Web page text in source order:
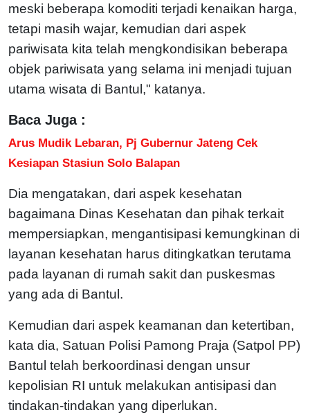
meski beberapa komoditi terjadi kenaikan harga,
tetapi masih wajar, kemudian dari aspek
pariwisata kita telah mengkondisikan beberapa
objek pariwisata yang selama ini menjadi tujuan
utama wisata di Bantul," katanya.
Baca Juga :
Arus Mudik Lebaran, Pj Gubernur Jateng Cek
Kesiapan Stasiun Solo Balapan
Dia mengatakan, dari aspek kesehatan
bagaimana Dinas Kesehatan dan pihak terkait
mempersiapkan, mengantisipasi kemungkinan di
layanan kesehatan harus ditingkatkan terutama
pada layanan di rumah sakit dan puskesmas
yang ada di Bantul.
Kemudian dari aspek keamanan dan ketertiban,
kata dia, Satuan Polisi Pamong Praja (Satpol PP)
Bantul telah berkoordinasi dengan unsur
kepolisian RI untuk melakukan antisipasi dan
tindakan-tindakan yang diperlukan.